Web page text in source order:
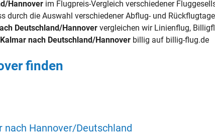
Hannover im Flugpreis-Vergleich verschiedener
durch die Auswahl verschiedener Abflug- und
Deutschland/Hannover vergleichen wir Linienflug,
nach Deutschland/Hannover billig auf billig-flug.de
finden
nach Hannover/Deutschland